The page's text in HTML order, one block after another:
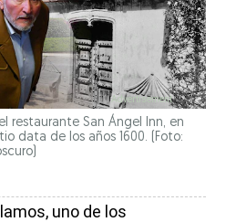
restaurante San Ángel Inn, en
data de los años 1600. (Foto:
uno de los